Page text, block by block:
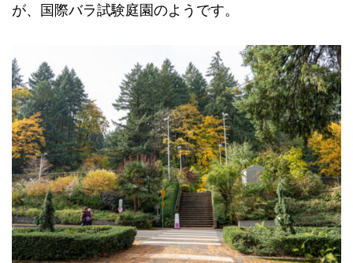
が、国際バラ試験庭園のようです。